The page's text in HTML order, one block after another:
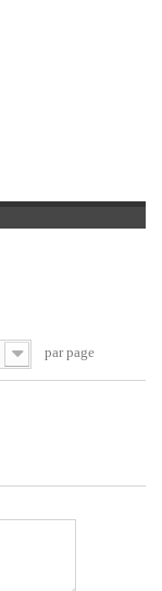
par page